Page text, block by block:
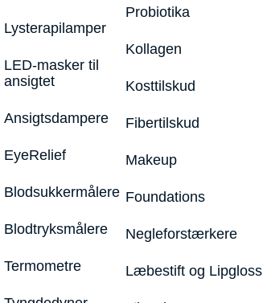
Lysterapilamper
LED-masker til
ansigtet
Ansigtsdampere
EyeRelief
Blodsukkermålere
Blodtryksmålere
Termometre
Probiotika
Kollagen
Kosttilskud
Fibertilskud
Makeup
Foundations
Negleforstærkere
Læbestift og Lipgloss